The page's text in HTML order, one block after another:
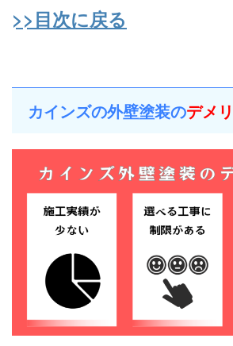
>>目次に戻る
カインズの外壁塗装のデメ